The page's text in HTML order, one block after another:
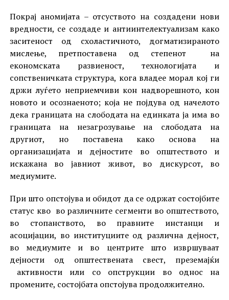
Покрај аномијата – отсуството на создадени нови
вредности, се создаде и антиинтелектуализам како
заситеност од схоластичното, догматизираното
мислење, претпоставена од степенот на
економската развиеност, технологијата и
сопственичката структура, кога владее морал кој ги
држи луѓето неприемчиви кон надворешното, кон
новото и осознаеното; која не појдува од начелото
дека границата на слободата на единката ја има во
границата на незагрозување на слободата на
другиот, но поставена како основа на
организацијата и дејностите во општеството и
искажана во јавниот живот, во дискурсот, во
медиумите.
При што опстојува и обидот да се одржат состојбите
статус кво во различните сегменти во општеството,
во стопанството, во правните инстанци и
асоцијации, во институциите од различна дејност,
во медиумите и во центрите што извршуваат
дејности од општествената свест, преземајќи
активности или со опструкции во однос на
промените, состојбата опстојува продолжително.